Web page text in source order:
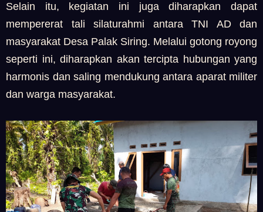
Selain itu, kegiatan ini juga diharapkan dapat
mempererat tali silaturahmi antara TNI AD dan
masyarakat Desa Palak Siring. Melalui gotong royong
seperti ini, diharapkan akan tercipta hubungan yang
harmonis dan saling mendukung antara aparat militer
dan warga masyarakat.